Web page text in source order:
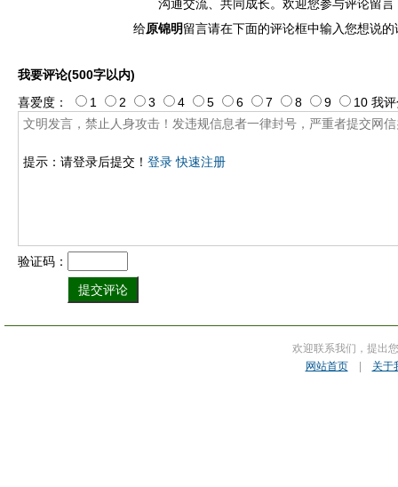
沟通交流、共同成长。欢迎您参与评论留言
给原锦明留言请在下面的评论框中输入您想说的
我要评论(500字以内)
提示：请登录后提交！ 登录 快速注册
喜爱度： 1 2 3 4 5 6 7 8 9 10 我评
验证码：
欢迎联系我们，提出
网站首页| 关于